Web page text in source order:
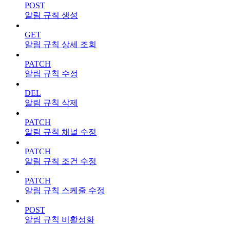
POST
알림 규칙 생성
GET
알림 규칙 상세 조회
PATCH
알림 규칙 수정
DEL
알림 규칙 삭제
PATCH
알림 규칙 채널 수정
PATCH
알림 규칙 조건 수정
PATCH
알림 규칙 스케줄 수정
POST
알림 규칙 비활성화